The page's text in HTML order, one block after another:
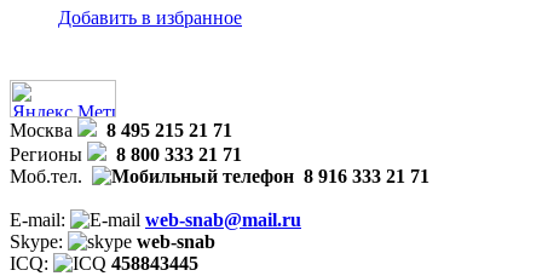
Добавить в избранное
Москва
8 495 215 21 71
Регионы
8 800 333 21 71
Моб.тел.
8 916 333 21 71
E-mail:
web-snab@mail.ru
Skype:
web-snab
ICQ:
458843445